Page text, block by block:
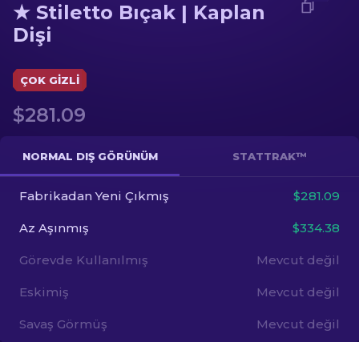
Dürbünlü Tüfek
Eldiven
Diğer
TR
★ Stiletto Bıçak | Kaplan
Dişi
ÇOK GIZLI
$281.09
NORMAL DIŞ GÖRÜNÜM STATTRAK™
Fabrikadan Yeni Çıkmış $281.09
Az Aşınmış $334.38
Görevde Kullanılmış Mevcut değil
Eskimiş Mevcut değil
Savaş Görmüş Mevcut değil